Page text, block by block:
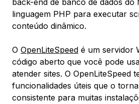
back-end de banco de dados do
linguagem PHP para executar
conteúdo dinâmico.
O OpenLiteSpeed é um servidor
código aberto que você pode
atender sites. O OpenLiteSpeed
funcionalidades úteis que o
consistente para muitas